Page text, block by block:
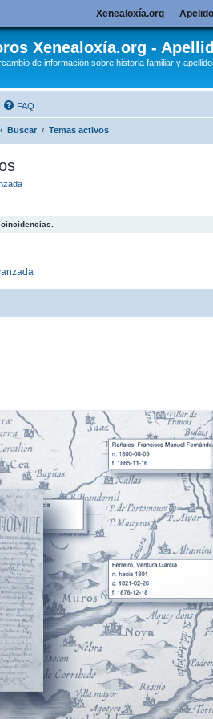
Xenealoxía.org -
de información sobre historia familiar y
FAQ
Buscar Temas activos
Xenealoxía.org